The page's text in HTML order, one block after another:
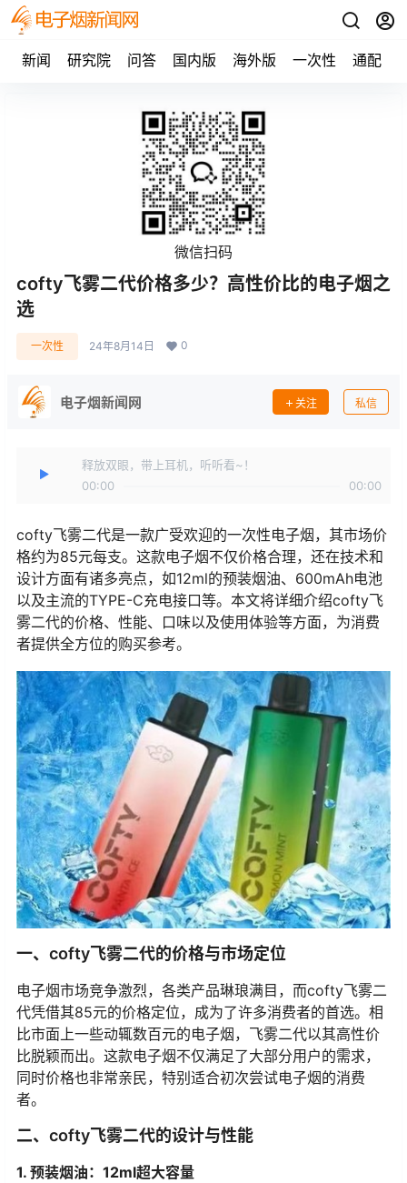
新闻 研究院 问答 国内版 海外版 一次性 通配
微信扫码
cofty飞雾二代价格多少？高性价比的电子烟之
选
一次性 24年8月14日 0
电子烟新闻网 关注 私信
释放双眼，带上耳机，听听看~！
00:00
00:00
cofty飞雾二代是一款广受欢迎的一次性电子烟，其市场价
格约为85元每支。这款电子烟不仅价格合理，还在技术和
设计方面有诸多亮点，如12ml的预装烟油、600mAh电池
以及主流的TYPE-C充电接口等。本文将详细介绍cofty飞
雾二代的价格、性能、口味以及使用体验等方面，为消费
者提供全方位的购买参考。
一、cofty飞雾二代的价格与市场定位
电子烟市场竞争激烈，各类产品琳琅满目，而cofty飞雾二
代凭借其85元的价格定位，成为了许多消费者的首选。相
比市面上一些动辄数百元的电子烟，飞雾二代以其高性价
比脱颖而出。这款电子烟不仅满足了大部分用户的需求，
同时价格也非常亲民，特别适合初次尝试电子烟的消费
者。
二、cofty飞雾二代的设计与性能
1. 预装烟油：12ml超大容量